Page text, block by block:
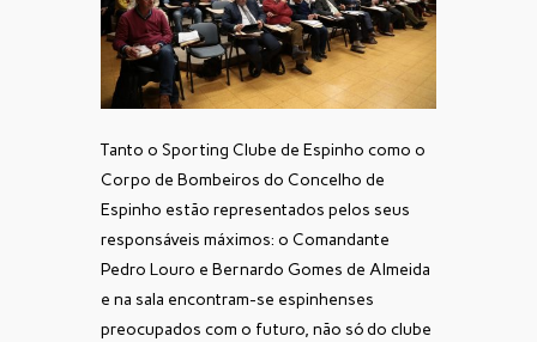
Tanto o Sporting Clube de Espinho como o
Corpo de Bombeiros do Concelho de
Espinho estão representados pelos seus
responsáveis máximos: o Comandante
Pedro Louro e Bernardo Gomes de Almeida
e na sala encontram-se espinhenses
preocupados com o futuro, não só do clube